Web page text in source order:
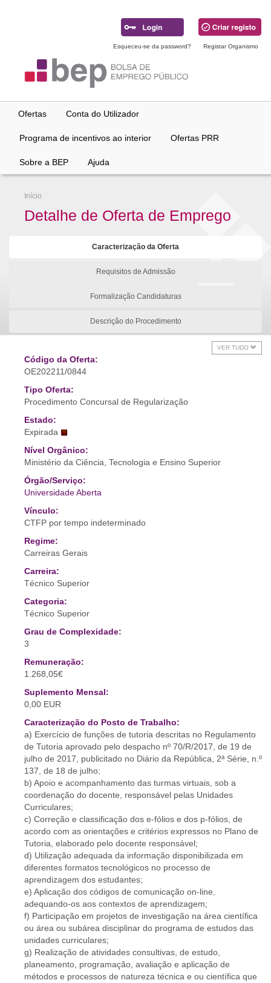
Esqueceu-se da password? Registar Organismo
Ofertas Conta do Utilizador
Programa de incentivos ao interior Ofertas PRR
Sobre a BEP Ajuda
Início
Detalhe de Oferta de Emprego
Caracterização da Oferta
Requisitos de Admissão
Formalização Candidaturas
Descrição do Procedimento
VER TUDO
Código da Oferta:
OE202211/0844
Tipo Oferta:
Procedimento Concursal de Regularização
Estado:
Expirada
Nível Orgânico:
Ministério da Ciência, Tecnologia e Ensino Superior
Órgão/Serviço:
Universidade Aberta
Vínculo:
CTFP por tempo indeterminado
Regime:
Carreiras Gerais
Carreira:
Técnico Superior
Categoria:
Técnico Superior
Grau de Complexidade:
3
Remuneração:
1.268,05€
Suplemento Mensal:
0,00 EUR
Caracterização do Posto de Trabalho:
a) Exercício de funções de tutoria descritas no Regulamento
de Tutoria aprovado pelo despacho nº 70/R/2017, de 19 de
julho de 2017, publicitado no Diário da República, 2ª Série, n.º
137, de 18 de julho;
b) Apoio e acompanhamento das turmas virtuais, sob a
coordenação do docente, responsável pelas Unidades
Curriculares;
c) Correção e classificação dos e-fólios e dos p-fólios, de
acordo com as orientações e critérios expressos no Plano de
Tutoria, elaborado pelo docente responsável;
d) Utilização adequada da informação disponibilizada em
diferentes formatos tecnológicos no processo de
aprendizagem dos estudantes;
e) Aplicação dos códigos de comunicação on-line,
adequando-os aos contextos de aprendizagem;
f) Participação em projetos de investigação na área científica
ou área ou subárea disciplinar do programa de estudos das
unidades curriculares;
g) Realização de atividades consultivas, de estudo,
planeamento, programação, avaliação e aplicação de
métodos e processos de natureza técnica e ou científica que